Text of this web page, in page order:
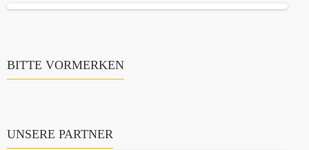
BITTE VORMERKEN
UNSERE PARTNER